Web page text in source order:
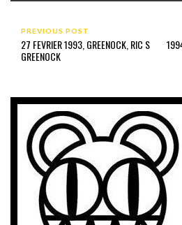
PREVIOUS POST
27 FEVRIER 1993, GREENOCK, RIC S
GREENOCK